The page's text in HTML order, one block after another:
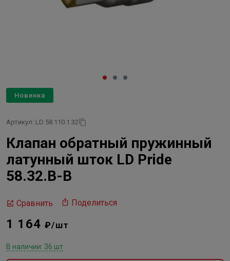
Новинка
Артикул: LD 58.110.1.32
Клапан обратный пружинный
латунный шток LD Pride
58.32.В-В
Сравнить Поделиться
1 164₽/шт
В наличии: 36 шт